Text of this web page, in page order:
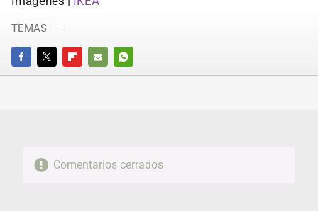
FACEBOOKTWITTERFLIPBOARD
E-
WHATSAPP
TEMAS
Comentarios cerrados